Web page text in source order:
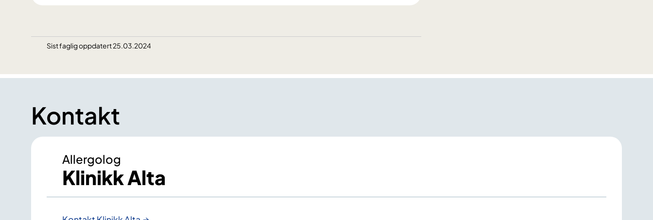
Sist faglig oppdatert 25.03.2024
Kontakt
Allergolog
Klinikk Alta